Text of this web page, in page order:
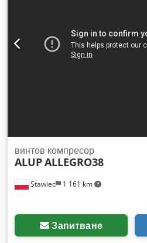
Stawiec 1 161 km
винтов компресор
ALUPALLEGRO38
Запитване